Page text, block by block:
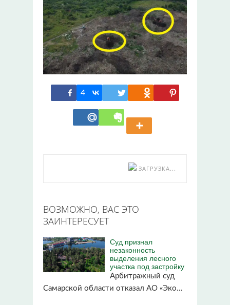
4
ЗАГРУЗКА...
ВОЗМОЖНО, ВАС ЭТО
ЗАИНТЕРЕСУЕТ
Суд признал
незаконность
выделения лесного
участка под застройку
Арбитражный суд
Самарской области отказал АО «Эко…